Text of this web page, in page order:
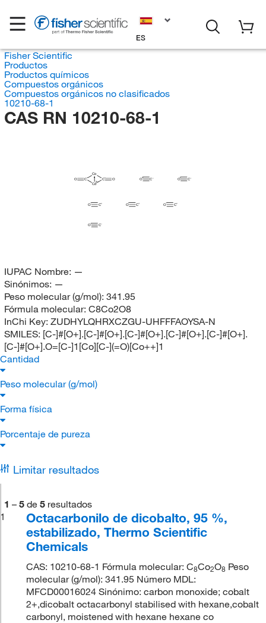
ES
Fisher Scientific
Productos
Productos químicos
Compuestos orgánicos
Compuestos orgánicos no clasificados
10210-68-1
CAS RN 10210-68-1
O C
Co
Co
C O C
O C
O
C
O C
O C
O
C
O
IUPAC Nombre: —
Sinónimos: —
Peso molecular (g/mol): 341.95
Fórmula molecular: C8Co2O8
InChi Key: ZUDHYLQHRXCZGU-UHFFFAOYSA-N
SMILES: [C-]#[O+].[C-]#[O+].[C-]#[O+].[C-]#[O+].[C-]#[O+].
[C-]#[O+].O=[C-]1[Co][C-](=O)[Co++]1
Cantidad
Peso molecular (g/mol)
Forma física
Porcentaje de pureza
Limitar resultados
1 – 5 de 5 resultados
1
Octacarbonilo de dicobalto, 95 %,
estabilizado, Thermo Scientific
Chemicals
CAS: 10210-68-1 Fórmula molecular: C8Co2O8 Peso
molecular (g/mol): 341.95 Número MDL:
MFCD00016024 Sinónimo: carbon monoxide; cobalt
2+,dicobalt octacarbonyl stabilised with hexane,cobalt
carbonyl, moistened with hexane hexane co